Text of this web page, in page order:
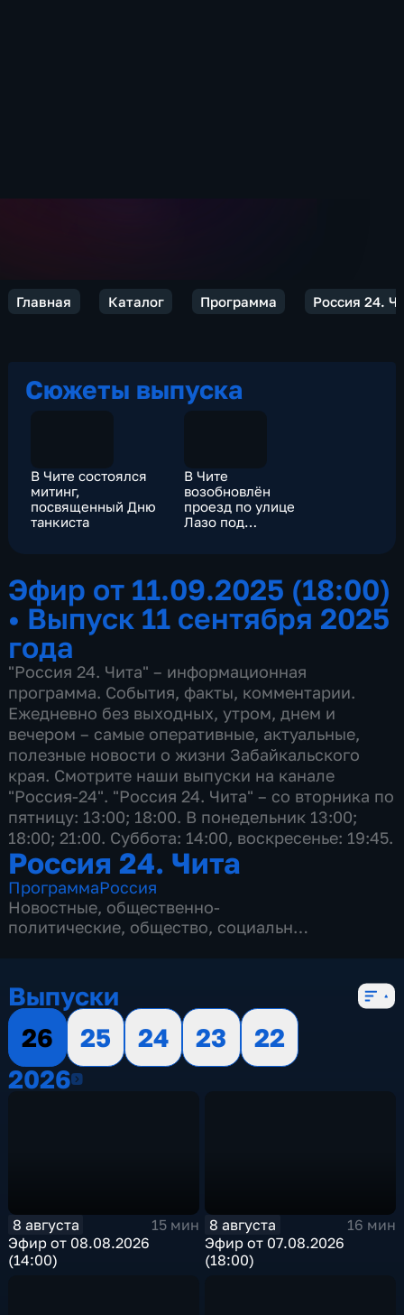
Главная Каталог Программа Россия 24.
Сюжеты выпуска
В Чите состоялся
митинг,
посвященный Дню
танкиста
В Чите
возобновлён
проезд по улице
Лазо под
Эфир от 11.09.2025 (18:00)
• Выпуск 11 сентября 2025
года
"Россия 24. Чита" – информационная
программа. События, факты, комментарии.
Ежедневно без выходных, утром, днем и
вечером – самые оперативные, актуальные,
полезные новости о жизни Забайкальского
края. Смотрите наши выпуски на канале
"Россия-24". "Россия 24. Чита" – со вторника по
пятницу: 13:00; 18:00. В понедельник 13:00;
18:00; 21:00. Суббота: 14:00, воскресенье: 19:45.
Россия 24. Чита
ПрограммаРоссия
Новостные, общественно-
политические, общество, социально-
Выпуски
26
25 24 23
22
20262026
8 августа
15 мин
Эфир от 08.08.2026
(14:00)
8 августа
16 мин
Эфир от 07.08.2026
(18:00)